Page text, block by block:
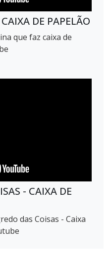
DE PAPELÃO
que faz caixa de
- CAIXA DE
das Coisas - Caixa